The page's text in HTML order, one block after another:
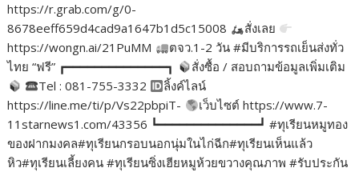
https://r.grab.com/g/0-
8678eeff659d4cad9a1647b1d5c15008
สั่งเลย
https://wongn.ai/21PuMM
ตจว.1-2 วัน #มีบริการรถเย็นส่งทั่ว
ไทย “ฟรี” ┏━━━━━━━━━━━━━━┓
สั่งซื้อ / สอบถามข้อมูลเพิ่มเติม
Tel : 081-755-3332
ลิ้งค์ไลน์
https://line.me/ti/p/Vs22pbpiT-
เว็บไซต์ https://www.7-
11starnews1.com/43356 ┗━━━━━━━━━━━━━━┛ #ทุเรียนหมูทอง
ของฝากมงคล#ทุเรียนกรอบนอกนุ่มในไก่ฉีก#ทุเรียนเห็นแล้ว
หิว#ทุเรียนเลี้ยงคน #ทุเรียนซิ่งเฮียหมูห้วยขวางคุณภาพ #รับประกัน